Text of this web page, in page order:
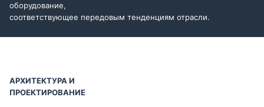
оборудование,
соответствующее передовым тенденциям отрасли.
АРХИТЕКТУРА И
ПРОЕКТИРОВАНИЕ